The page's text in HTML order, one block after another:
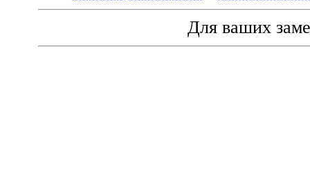
Для ваших